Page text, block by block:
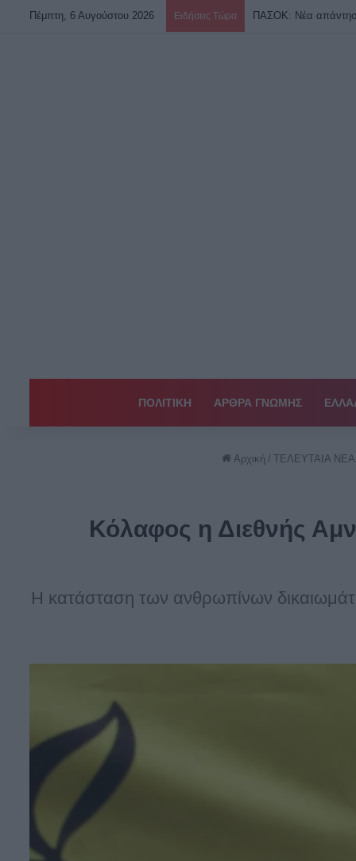
Πέμπτη, 6 Αυγούστου 2026 Ειδήσεις Τώρα ΠΑΣΟΚ: Νέα
ΠΟΛΙΤΙΚΗ ΑΡΘΡΑ ΓΝΩΜΗΣ
Αρχική / ΤΕΛΕΥΤΑΙΑ ΝΕΑ
Κόλαφος η Διεθνής
Η κατάσταση των ανθρωπίνων